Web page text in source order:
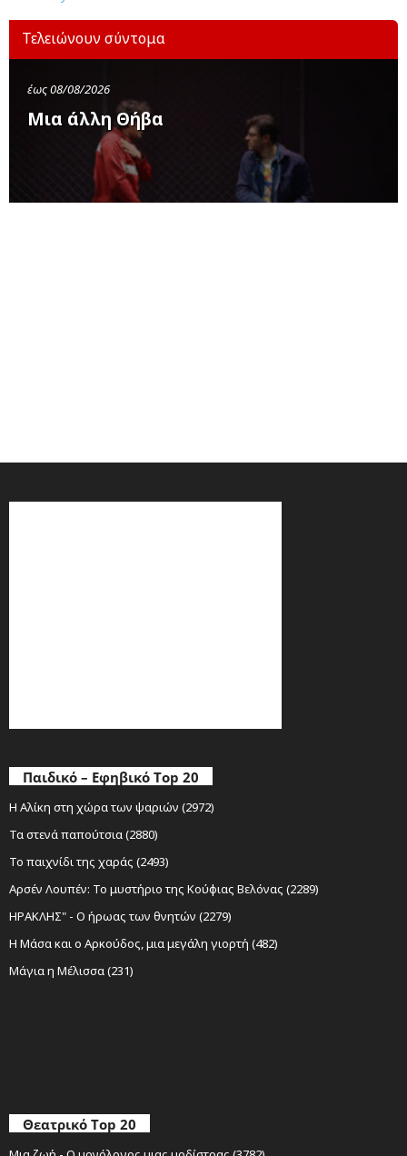
Τελειώνουν σύντομα
έως 08/08/2026
Μια άλλη Θήβα
Παιδικό – Εφηβικό Top 20
Η Αλίκη στη χώρα των ψαριών (2972)
Τα στενά παπούτσια (2880)
Το παιχνίδι της χαράς (2493)
Αρσέν Λουπέν: Το μυστήριο της Κούφιας Βελόνας (2289)
ΗΡΑΚΛΗΣ" - Ο ήρωας των θνητών (2279)
Η Μάσα και ο Αρκούδος, μια μεγάλη γιορτή (482)
Μάγια η Μέλισσα (231)
Θεατρικό Top 20